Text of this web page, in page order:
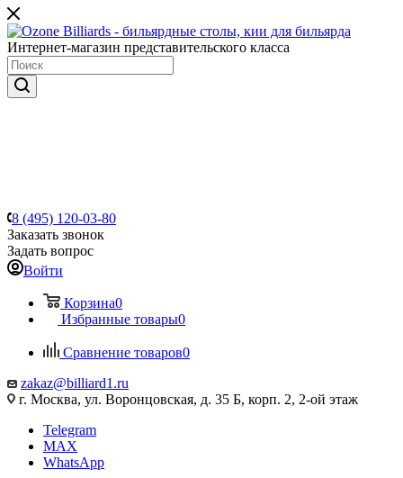
Интернет-магазин представительского класса
8 (495) 120-03-80
Заказать звонок
Задать вопрос
Войти
Корзина0
Избранные товары0
Сравнение товаров0
zakaz@billiard1.ru
г. Москва, ул. Воронцовская, д. 35 Б, корп. 2, 2-ой этаж
Telegram
MAX
WhatsApp